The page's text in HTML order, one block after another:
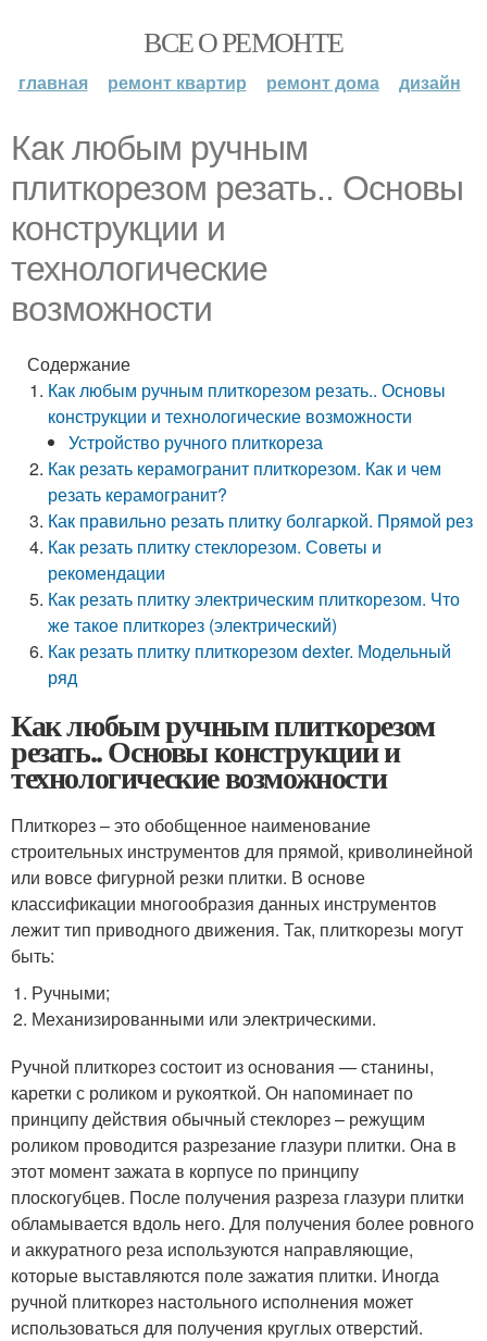
ВСЕ О РЕМОНТЕ
главная ремонт квартир ремонт дома дизайн
Как любым ручным
плиткорезом резать.. Основы
конструкции и
технологические
возможности
Содержание
Как любым ручным плиткорезом резать.. Основы
конструкции и технологические возможности
Устройство ручного плиткореза
Как резать керамогранит плиткорезом. Как и чем
резать керамогранит?
Как правильно резать плитку болгаркой. Прямой рез
Как резать плитку стеклорезом. Советы и
рекомендации
Как резать плитку электрическим плиткорезом. Что
же такое плиткорез (электрический)
Как резать плитку плиткорезом dexter. Модельный
ряд
Как любым ручным плиткорезом
резать.. Основы конструкции и
технологические возможности
Плиткорез – это обобщенное наименование
строительных инструментов для прямой, криволинейной
или вовсе фигурной резки плитки. В основе
классификации многообразия данных инструментов
лежит тип приводного движения. Так, плиткорезы могут
быть:
Ручными;
Механизированными или электрическими.
Ручной плиткорез состоит из основания — станины,
каретки с роликом и рукояткой. Он напоминает по
принципу действия обычный стеклорез – режущим
роликом проводится разрезание глазури плитки. Она в
этот момент зажата в корпусе по принципу
плоскогубцев. После получения разреза глазури плитки
обламывается вдоль него. Для получения более ровного
и аккуратного реза используются направляющие,
которые выставляются поле зажатия плитки. Иногда
ручной плиткорез настольного исполнения может
использоваться для получения круглых отверстий.